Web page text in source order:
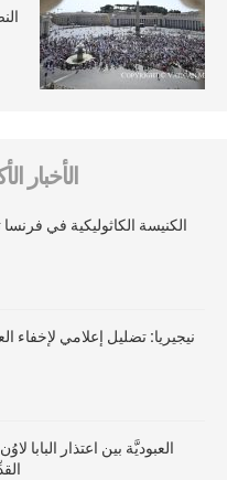
الأخبار
الكنيسة الكاثوليكية في فرنسا
نيجيريا: تضليل إعلامي لإخفاء
العبوديَّة بين اعتذار البابا